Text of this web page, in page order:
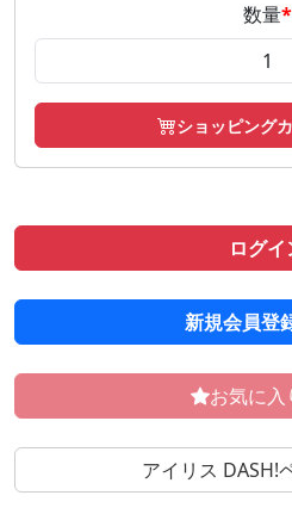
数量*
ショッピング
ログイ
新規会員登
お気に
アイリス DASH!